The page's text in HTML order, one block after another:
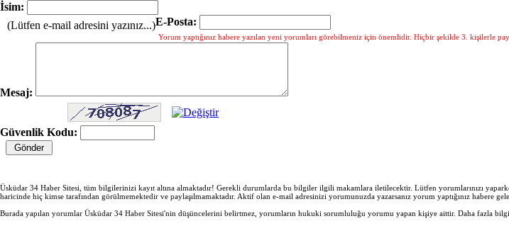
İsim:
E-Posta:
(Lütfen e-mail adresini yazınız...)
Yorum yaptığınız habere yazılan yeni yorumları görebilmeniz için önemlidir. Hiçbir şekilde 3. kişilerle
Mesaj:
Güvenlik Kodu:
Üsküdar 34 Haber Sitesi, tüm bilgilerinizi kayıt altına almaktadır! Gerekli durumlarda bu bilgiler ilgili makamlara iletilecektir. Lütfen yorumlarınızı
haricinde hiç kimse tarafından görülmemektedir ve paylaşılmamaktadır. Aktif olan e-mail adresinizi yorumunuzda yazarsanız yorum yaptığınız habere
Burada yapılan yorumlar Üsküdar 34 Haber Sitesi'nin düşüncelerini belirtmez, yorumların hukuki sorumluluğu yorumu yapan kişiye aittir. Daha fazla